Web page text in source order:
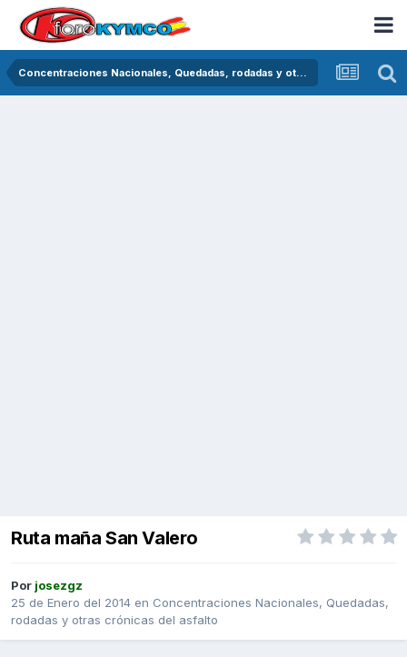
Concentraciones Nacionales, Quedadas, rodadas y otras crónicas del asfalto
Ruta maña San Valero
Por josezgz
25 de Enero del 2014 en Concentraciones Nacionales, Quedadas,
rodadas y otras crónicas del asfalto